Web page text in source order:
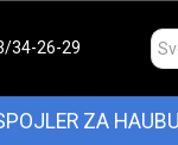
34-26-29
ZA HAUBU